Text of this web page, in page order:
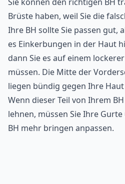
Brüste haben, weil Sie die
Ihre BH sollte Sie passen gut,
es Einkerbungen in der Haut
dann Sie es auf einem
müssen. Die Mitte der
liegen bündig gegen Ihre
Wenn dieser Teil von Ihrem
lehnen, müssen Sie Ihre
BH mehr bringen anpassen.